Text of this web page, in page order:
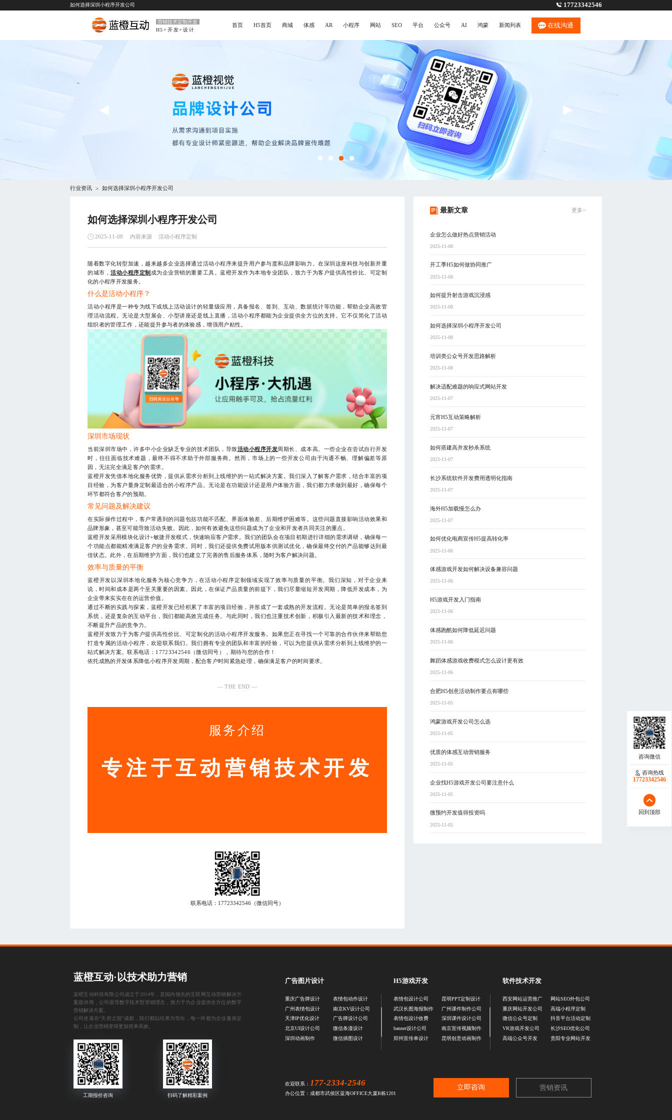
如何选择深圳小程序开发公司 17723342546
营销技术定制开发
H5+开发+设计
首页 H5首页 商城 体感 AR 小程序 网站 SEO 平台 公众号 AI 鸿蒙 新闻列表 在线沟通
行业资讯 > 如何选择深圳小程序开发公司
如何选择深圳小程序开发公司
2025-11-08 内容来源 活动小程序定制
随着数字化转型加速，越来越多企业选择通过活动小程序来提升用户参与度和品牌影响力。在深圳这座科技与创新并重
的城市，活动小程序定制 成为企业营销的重要工具。蓝橙开发作为本地专业团队，致力于为客户提供高性价比、可定制
化的小程序开发服务。
什么是活动小程序？
活动小程序是一种专为线下或线上活动设计的轻量级应用，具备报名、签到、互动、数据统计等功能，帮助企业高效管
理活动流程。无论是大型展会、小型讲座还是线上直播，活动小程序都能为企业提供全方位的支持。它不仅简化了活动
组织者的管理工作，还能提升参与者的体验感，增强用户粘性。
深圳市场现状
当前深圳市场中，许多中小企业缺乏专业的技术团队，导致活动小程序开发周期长、成本高。一些企业在尝试自行开发
时，往往面临技术难题，最终不得不求助于外部服务商。然而，市场上的一些开发公司由于沟通不畅、理解偏差等原
因，无法完全满足客户的需求。
蓝橙开发凭借本地化服务优势，提供从需求分析到上线维护的一站式解决方案。我们深入了解客户需求，结合丰富的项
目经验，为客户量身定制最适合的小程序产品。无论是在功能设计还是用户体验方面，我们都力求做到最好，确保每个
环节都符合客户的预期。
常见问题及解决建议
在实际操作过程中，客户常遇到的问题包括功能不匹配、界面体验差、后期维护困难等。这些问题直接影响活动效果和
品牌形象，甚至可能导致活动失败。因此，如何有效避免这些问题成为了企业和开发者共同关注的重点。
蓝橙开发采用模块化设计+敏捷开发模式，快速响应客户需求。我们的团队会在项目初期进行详细的需求调研，确保每一
个功能点都能精准满足客户的业务需求。同时，我们还提供免费试用版本供测试优化，确保最终交付的产品能够达到最
佳状态。此外，在后期维护方面，我们也建立了完善的售后服务体系，随时为客户解决问题。
效率与质量的平衡
蓝橙开发以深圳本地化服务为核心竞争力，在活动小程序定制领域实现了效率与质量的平衡。我们深知，对于企业来
说，时间和成本是两个至关重要的因素。因此，在保证产品质量的前提下，我们尽量缩短开发周期，降低开发成本，为
企业带来实实在在的运营价值。
通过不断的实践与探索，蓝橙开发已经积累了丰富的项目经验，并形成了一套成熟的开发流程。无论是简单的报名签到
系统，还是复杂的互动平台，我们都能高效完成任务。与此同时，我们也注重技术创新，积极引入最新的技术和理念，
不断提升产品的竞争力。
蓝橙开发致力于为客户提供高性价比、可定制化的活动小程序开发服务。如果您正在寻找一个可靠的合作伙伴来帮助您
打造专属的活动小程序，欢迎联系我们。我们拥有专业的团队和丰富的经验，可以为您提供从需求分析到上线维护的一
站式解决方案。联系电话：17723342546（微信同号），期待与您的合作！
依托成熟的开发体系降低小程序开发周期，配合客户时间紧急处理，确保满足客户的时间要求。
— THE END —
服务介绍
专注于互动营销技术开发
联系电话： 17723342546 （微信同号）
最新文章 更多>
企业怎么做好热点营销活动
2025-11-08
开工季H5如何做协同推广
2025-11-08
如何提升射击游戏沉浸感
2025-11-08
如何选择深圳小程序开发公司
2025-11-08
培训类公众号开发思路解析
2025-11-08
解决适配难题的响应式网站开发
2025-11-07
元宵H5互动策略解析
2025-11-07
如何搭建高并发秒杀系统
2025-11-07
长沙系统软件开发费用透明化指南
2025-11-07
海外H5加载慢怎么办
2025-11-07
如何优化电商宣传H5提高转化率
2025-11-06
体感游戏开发如何解决设备兼容问题
2025-11-06
H5游戏开发入门指南
2025-11-06
体感跑酷如何降低延迟问题
2025-11-06
舞蹈体感游戏收费模式怎么设计更有效
2025-11-06
合肥H5创意活动制作要点有哪些
2025-11-05
鸿蒙游戏开发公司怎么选
2025-11-05
优质的体感互动营销服务
2025-11-05
企业找H5游戏开发公司要注意什么
2025-11-05
微预约开发值得投资吗
2025-11-05
咨询热线
17723342546
回到顶部
蓝橙互动·以技术助力营销
蓝橙互动科技有限公司成立于2014年，是国内领先的互联网互动营销解决方
案提供商，公司倡导数字技术型营销理念，致力于为企业提供全方位的数字
营销解决方案。
公司坐落在“天府之国”成都，我们都以结果为导向，每一环都为企业量身定
制，让企业营销变得更加简单高效。
广告图片设计
重庆广告牌设计
广州表情包设计
天津IP优化设计
北京UI设计公司
深圳动画制作
表情包动作设计
南京KV设计公司
广告牌设计公司
微信条漫设计
微信插图设计
H5游戏开发
表情包设计公司
武汉长图海报制作
表情包设计收费
banner设计公司
郑州宣传单设计
昆明PPT定制设计
广州课件制作公司
深圳课件设计公司
南京宣传视频制作
昆明创意动画制作
软件技术开发
西安网站运营推广
重庆网站开发公司
微信公众号定制
VR游戏开发公司
高端公众号开发
网站SEO外包公司
高端小程序定制
抖音平台活动定制
长沙SEO优化公司
贵阳专业网站开发
欢迎联系： 177-2334-2546
办公位置：成都市武侯区蓝海OFFICE大厦B栋1201
立即咨询 营销资讯